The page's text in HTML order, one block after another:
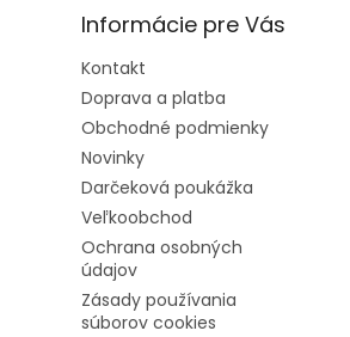
Informácie pre Vás
Kontakt
Doprava a platba
Obchodné podmienky
Novinky
Darčeková poukážka
Veľkoobchod
Ochrana osobných
údajov
Zásady používania
súborov cookies